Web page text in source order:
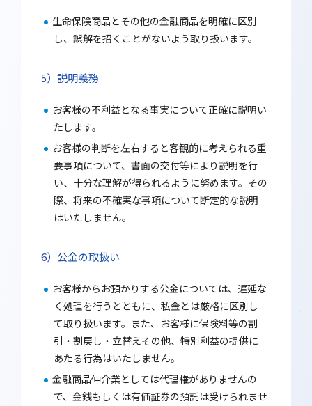
生命保険商品とその他の金融商品を明確に区別
し、誤解を招くことがないよう取り扱います。
説明義務
お客様の不利益となる事実について正確に説明い
たします。
お客様の判断を左右すると客観的に考えられる重
要事項について、書面の交付等により説明を行
い、十分な理解が得られるように努めます。その
際、将来の不確実な事項について断定的な説明
はいたしません。
公金の取扱い
お客様からお預かりする公金については、遅延な
く処理を行うとともに、私金とは厳格に区別し
て取り扱います。また、お客様に保険料等の割
引・割戻し・立替えその他、特別利益の提供に
あたる行為はいたしません。
金融商品仲介業としては代理権がありませんの
で、金銭もしくは有価証券の預託は受けられませ